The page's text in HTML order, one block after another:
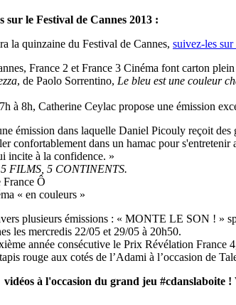
sur le Festival de Cannes 2013 :
la quinzaine du Festival de Cannes, suivez-les
France 2 et France 3 Cinéma font carton
, de Paolo Sorrentino, Le bleu est une couleur
à 8h, Catherine Ceylac propose une émission
émission dans laquelle Daniel Picouly reçoit des
confortablement dans un hamac pour
incite à la confidence. »
5 FILMS, 5 CONTINENTS.
Ô
« en couleurs »
plusieurs émissions : « MONTE LE SON ! »
les mercredis 22/05 et 29/05 à 20h50.
année consécutive le Prix Révélation France
rouge aux cotés de l’Adami à l’occasion de
à l'occasion du grand jeu #cdanslaboite